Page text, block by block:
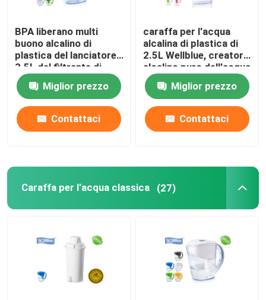
Depuratore di acqua con il radiatore
sostituzione del filtro da acqua di osmosi inversa
Filtro da acqua minerale di uF
BPA liberano multi
buono alcalino di
plastica del lanciatore
3.5L del filtrante di
acqua blu colorato
disponibileMiglior prezzo
Contattaci
caraffa per l'acqua
alcalina di plastica di
2.5L Wellblue, creatore
alcalino puro dell'acqua
minerale
Miglior prezzo
Contattaci
Caraffa per l'acqua classica (27)